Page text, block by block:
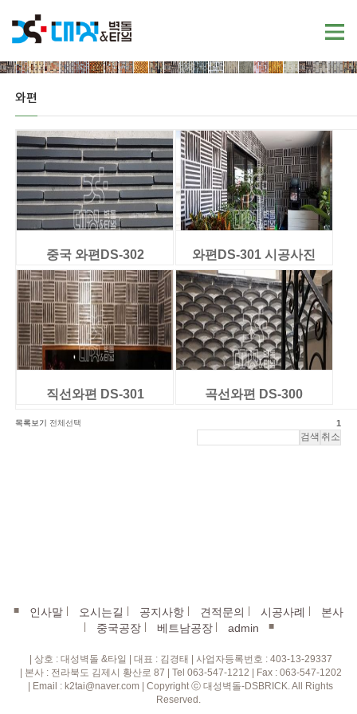
와편
중국 와편DS-302 와편DS-301 시공사진
직선와편 DS-301 곡선와편 DS-300
목록보기 전체선택 1
■ 인사말 오시는길 공지사항 견적문의 시공사례 본사
중국공장 베트남공장| admin ■
| 상호 : 대성벽돌 &타일 | 대표 : 김경태 | 사업자등록번호 : 403-13-29337
| 본사 : 전라북도 김제시 황산로 87 | Tel 063-547-1212 | Fax : 063-547-1202
| Email : k2tai@naver.com | Copyright ⓒ 대성벽돌-DSBRICK. All Rights
Reserved.